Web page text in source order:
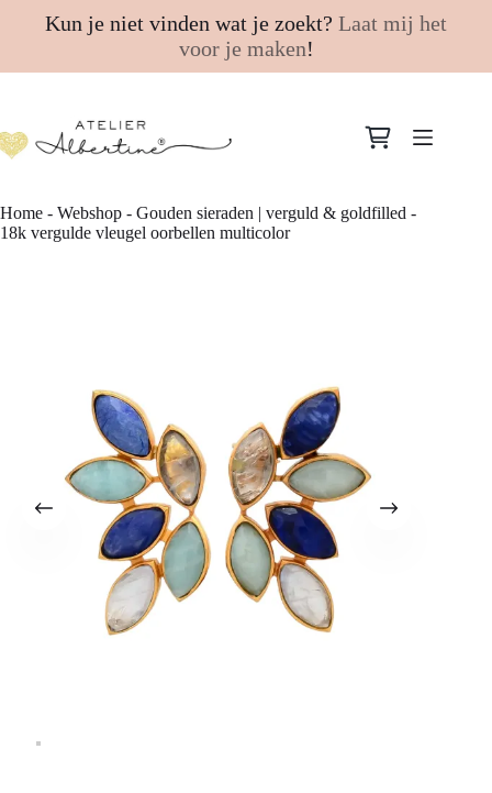
Kun je niet vinden wat je zoekt? Laat mij het
voor je maken!
de
Winkelwagen
Home - Webshop - Gouden sieraden | verguld & goldfilled -
18k vergulde vleugel oorbellen multicolor